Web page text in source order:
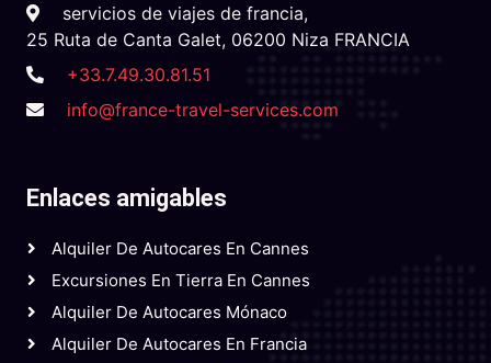
servicios de viajes de francia,
25 Ruta de Canta Galet, 06200 Niza FRANCIA
+33.7.49.30.81.51
info@france-travel-services.com
Enlaces amigables
Alquiler De Autocares En Cannes
Excursiones En Tierra En Cannes
Alquiler De Autocares Mónaco
Alquiler De Autocares En Francia